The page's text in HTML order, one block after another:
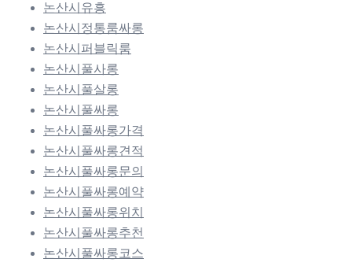
논산시유흥
논산시정통룸싸롱
논산시퍼블릭룸
논산시풀사롱
논산시풀살롱
논산시풀싸롱
논산시풀싸롱가격
논산시풀싸롱견적
논산시풀싸롱문의
논산시풀싸롱예약
논산시풀싸롱위치
논산시풀싸롱추천
논산시풀싸롱코스